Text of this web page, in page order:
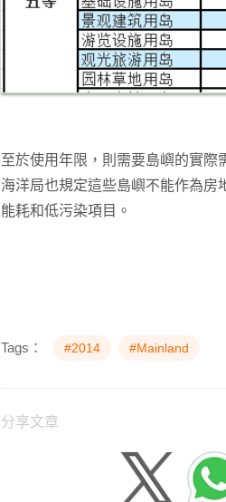
至於使用年限，則需要島嶼的實
海洋局也規定這些島嶼不能作為
能耗和低污染項目。
Tags： #2014 #Mainland
分享文章